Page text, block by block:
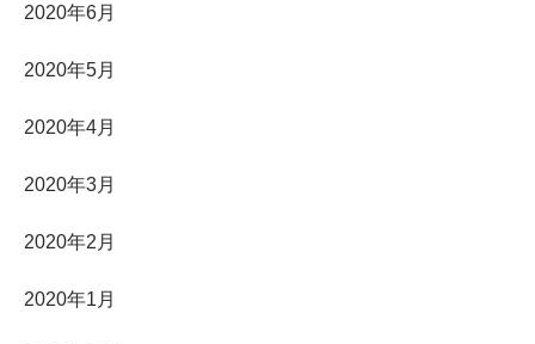
2020年6月
2020年5月
2020年4月
2020年3月
2020年2月
2020年1月